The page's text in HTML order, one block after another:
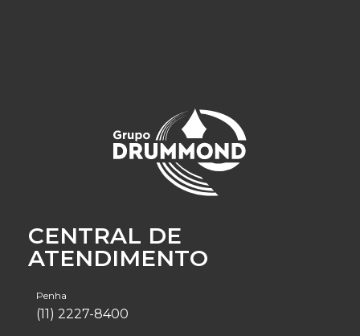
CENTRAL DE
ATENDIMENTO
Penha
(11) 2227-8400